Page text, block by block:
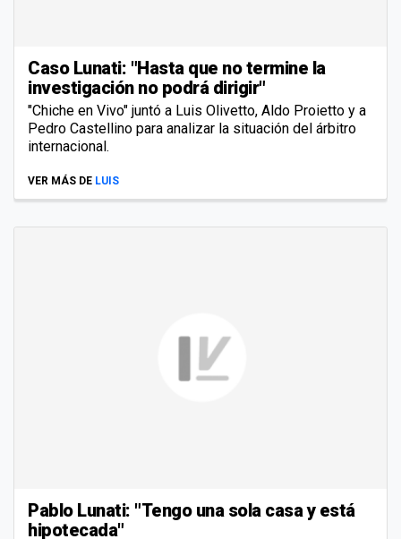
Caso Lunati: "Hasta que no termine la
investigación no podrá dirigir"
"Chiche en Vivo" juntó a Luis Olivetto, Aldo Proietto y a
Pedro Castellino para analizar la situación del árbitro
internacional.
VER MÁS DE LUIS
Pablo Lunati: "Tengo una sola casa y está
hipotecada"